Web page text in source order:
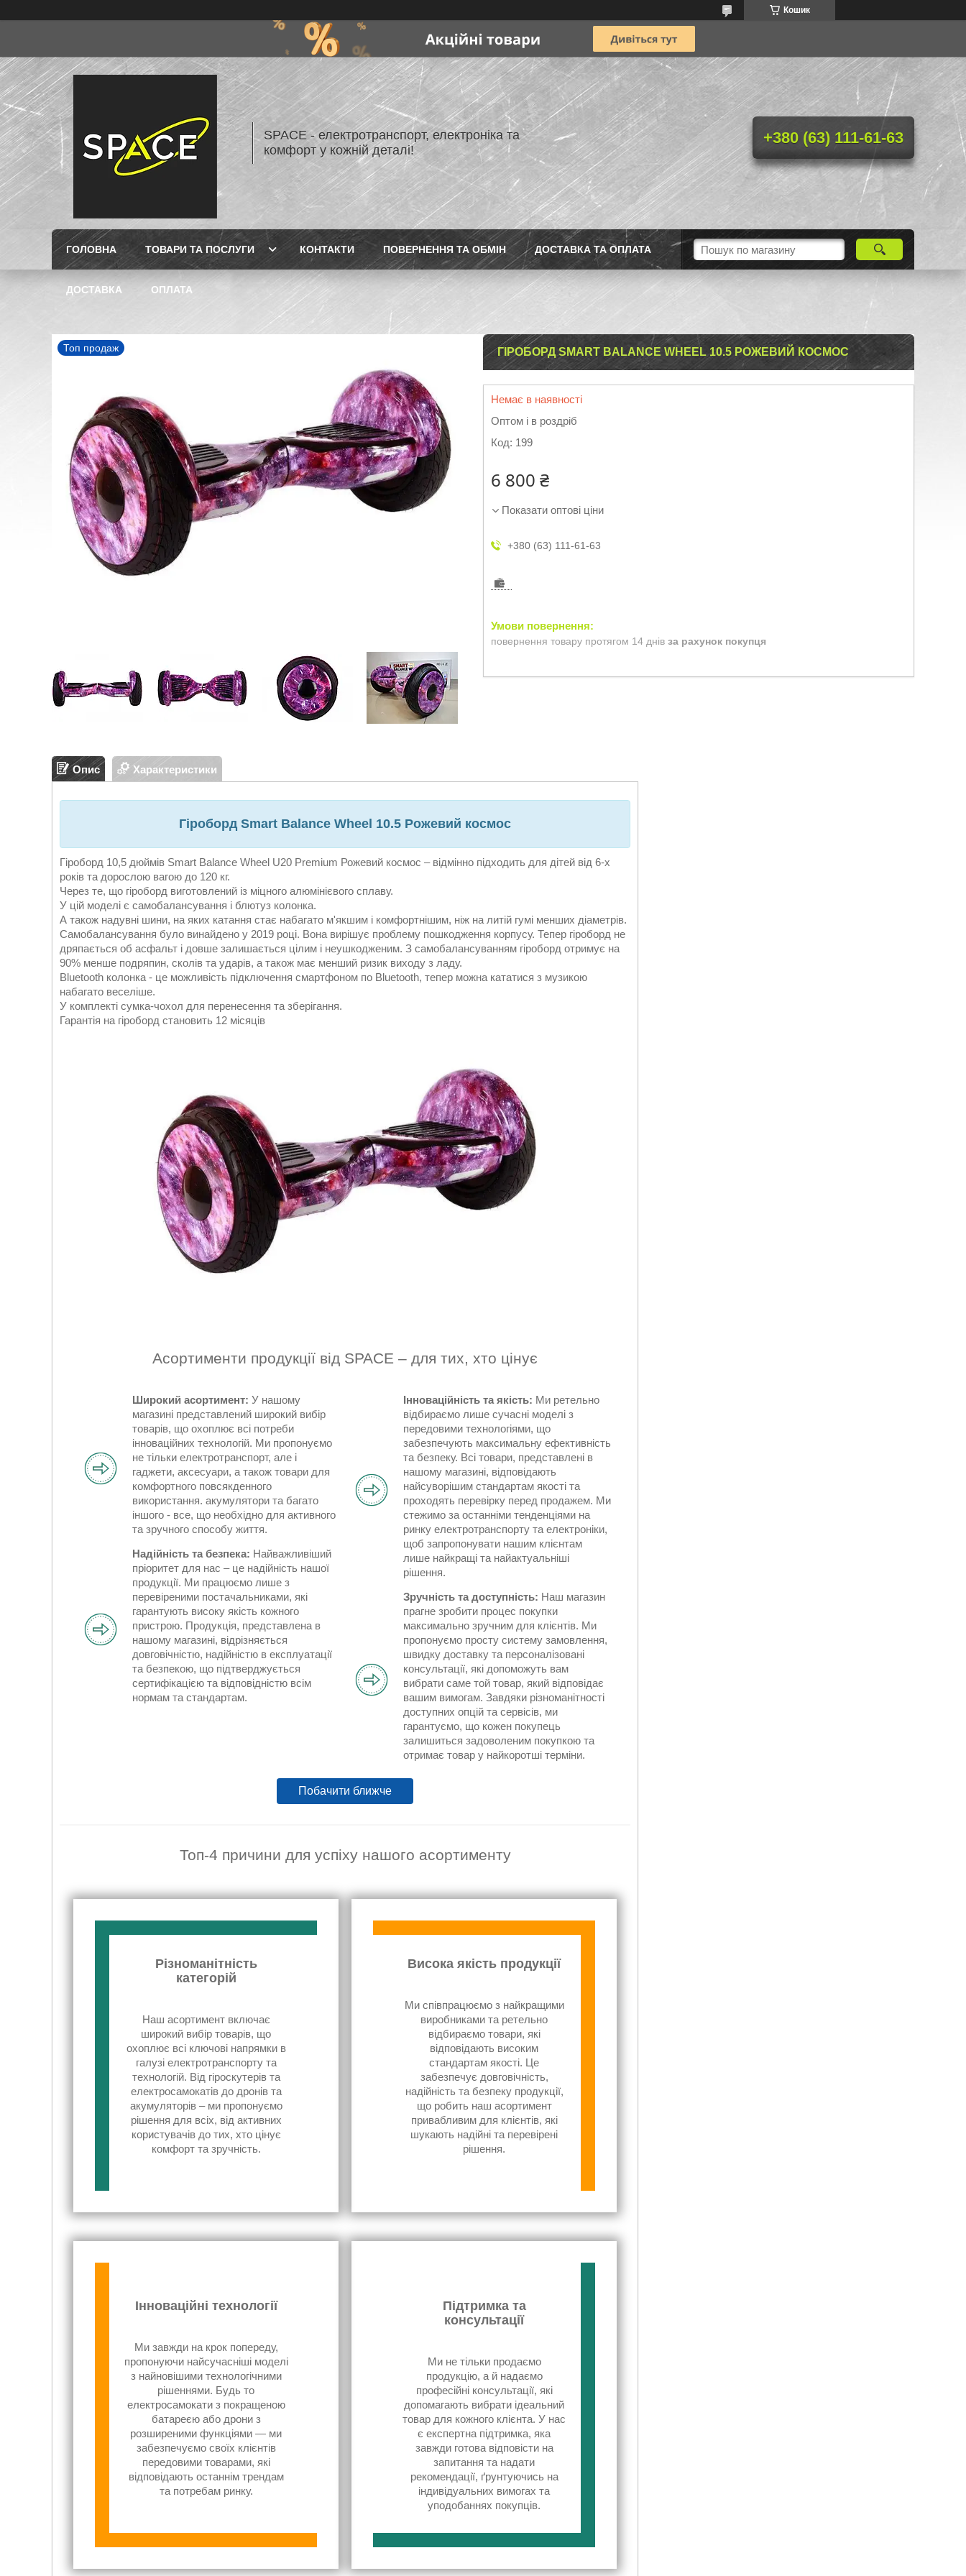
Кошик
SPACE - електротранспорт, електроніка та
комфорт у кожній деталі!
+380 (63) 111-61-63
ГОЛОВНА ТОВАРИ ТА ПОСЛУГИ КОНТАКТИ ПОВЕРНЕННЯ ТА ОБМІН ДОСТАВКА ТА ОПЛАТА
ДОСТАВКА ОПЛАТА
Топ продаж ГІРОБОРД SMART BALANCE WHEEL 10.5 РОЖЕВИЙ КОСМОС
Немає в наявності
Оптом і в роздріб
Код: 199
6 800 ₴
Показати оптові ціни
+380 (63) 111-61-63
повернення товару протягом 14 днів за рахунок покупця
Опис Характеристики
Гіроборд Smart Balance Wheel 10.5 Рожевий космос
Гіроборд 10,5 дюймів Smart Balance Wheel U20 Premium Рожевий космос – відмінно підходить для дітей від 6-х
років та дорослою вагою до 120 кг.
Через те, що гіроборд виготовлений із міцного алюмінієвого сплаву.
У цій моделі є самобалансування і блютуз колонка.
А також надувні шини, на яких катання стає набагато м'якшим і комфортнішим, ніж на литій гумі менших діаметрів.
Самобалансування було винайдено у 2019 році. Вона вирішує проблему пошкодження корпусу. Тепер гіроборд не
дряпається об асфальт і довше залишається цілим і неушкодженим. З самобалансуванням гіроборд отримує на
90% менше подряпин, сколів та ударів, а також має менший ризик виходу з ладу.
Bluetooth колонка - це можливість підключення смартфоном по Bluetooth, тепер можна кататися з музикою
набагато веселіше.
У комплекті сумка-чохол для перенесення та зберігання.
Гарантія на гіроборд становить 12 місяців
Асортименти продукції від SPACE – для тих, хто цінує
Широкий асортимент: У нашому
магазині представлений широкий вибір
товарів, що охоплює всі потреби
інноваційних технологій. Ми пропонуємо
не тільки електротранспорт, але і
гаджети, аксесуари, а також товари для
комфортного повсякденного
використання. акумулятори та багато
іншого - все, що необхідно для активного
та зручного способу життя.
Надійність та безпека: Найважливіший
пріоритет для нас – це надійність нашої
продукції. Ми працюємо лише з
перевіреними постачальниками, які
гарантують високу якість кожного
пристрою. Продукція, представлена в
нашому магазині, відрізняється
довговічністю, надійністю в експлуатації
та безпекою, що підтверджується
сертифікацією та відповідністю всім
нормам та стандартам.
Інноваційність та якість: Ми ретельно
відбираємо лише сучасні моделі з
передовими технологіями, що
забезпечують максимальну ефективність
та безпеку. Всі товари, представлені в
нашому магазині, відповідають
найсуворішим стандартам якості та
проходять перевірку перед продажем. Ми
стежимо за останніми тенденціями на
ринку електротранспорту та електроніки,
щоб запропонувати нашим клієнтам
лише найкращі та найактуальніші
рішення.
Зручність та доступність: Наш магазин
прагне зробити процес покупки
максимально зручним для клієнтів. Ми
пропонуємо просту систему замовлення,
швидку доставку та персоналізовані
консультації, які допоможуть вам
вибрати саме той товар, який відповідає
вашим вимогам. Завдяки різноманітності
доступних опцій та сервісів, ми
гарантуємо, що кожен покупець
залишиться задоволеним покупкою та
отримає товар у найкоротші терміни.
Побачити ближче
Топ-4 причини для успіху нашого асортименту
Різноманітність
категорій
Наш асортимент включає
широкий вибір товарів, що
охоплює всі ключові напрямки в
галузі електротранспорту та
технологій. Від гіроскутерів та
електросамокатів до дронів та
акумуляторів – ми пропонуємо
рішення для всіх, від активних
користувачів до тих, хто цінує
комфорт та зручність.
Висока якість продукції
Ми співпрацюємо з найкращими
виробниками та ретельно
відбираємо товари, які
відповідають високим
стандартам якості. Це
забезпечує довговічність,
надійність та безпеку продукції,
що робить наш асортимент
привабливим для клієнтів, які
шукають надійні та перевірені
рішення.
Інноваційні технології
Ми завжди на крок попереду,
пропонуючи найсучасніші моделі
з найновішими технологічними
рішеннями. Будь то
електросамокати з покращеною
батареєю або дрони з
розширеними функціями — ми
забезпечуємо своїх клієнтів
передовими товарами, які
відповідають останнім трендам
та потребам ринку.
Підтримка та
консультації
Ми не тільки продаємо
продукцію, а й надаємо
професійні консультації, які
допомагають вибрати ідеальний
товар для кожного клієнта. У нас
є експертна підтримка, яка
завжди готова відповісти на
запитання та надати
рекомендації, ґрунтуючись на
індивідуальних вимогах та
уподобаннях покупців.